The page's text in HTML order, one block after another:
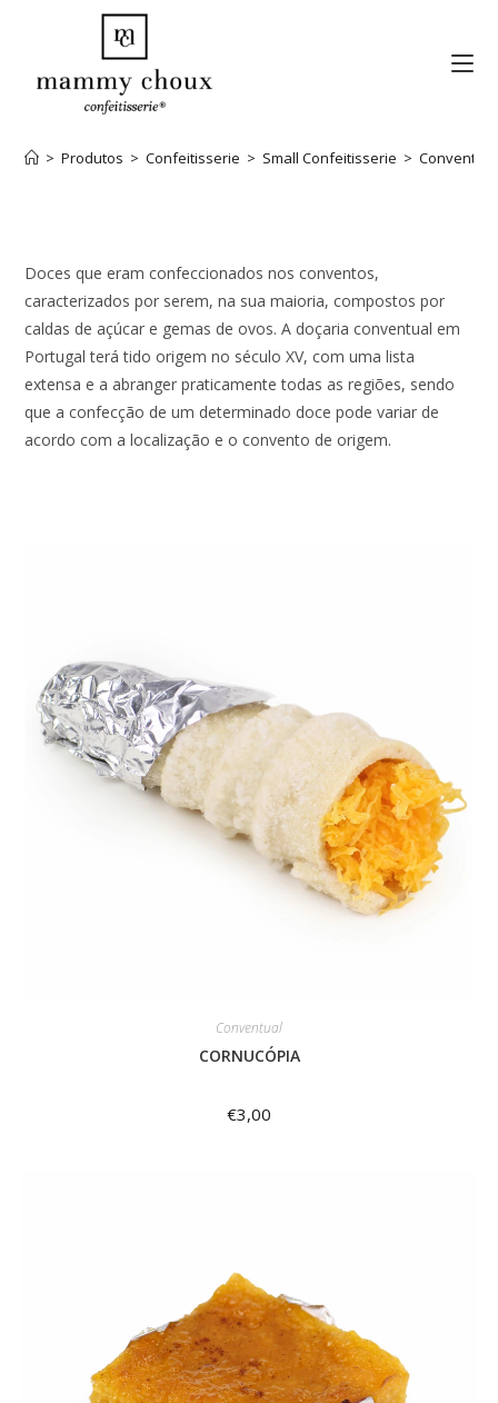
> Produtos > Confeitisserie > Small Confeitisserie > Conventual
Doces que eram confeccionados nos conventos,
caracterizados por serem, na sua maioria, compostos por
caldas de açúcar e gemas de ovos. A doçaria conventual em
Portugal terá tido origem no século XV, com uma lista
extensa e a abranger praticamente todas as regiões, sendo
que a confecção de um determinado doce pode variar de
acordo com a localização e o convento de origem.
Conventual
CORNUCÓPIA
€3,00